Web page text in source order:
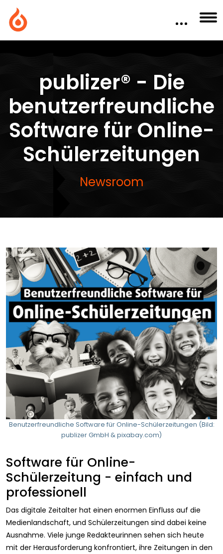
publizer® - Die
benutzerfreundliche
Software für Online-
Schülerzeitungen
Newsroom
Benutzerfreundliche Software für Online-Schülerzeitungen (Bild:
publizer GmbH & pixabay.com)
Software für Online-
Schülerzeitung - einfach und
professionell
Das digitale Zeitalter hat einen enormen Einfluss auf die
Medienlandschaft, und Schülerzeitungen sind dabei keine
Ausnahme. Viele junge Redakteurinnen sehen sich heute
mit der Herausforderung konfrontiert, ihre Zeitungen in den